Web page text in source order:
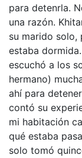
para detenrla.
una razón.
su marido solo,
estaba
escuchó a los
hermano)
ahí para
contó su
mi habitación
qué estaba
solo tomó